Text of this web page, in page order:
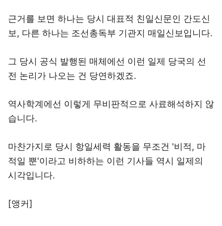
근거를 보면 하나는 당시 대표적 친일신문인 간도신
보, 다른 하나는 조선총독부 기관지 매일신보입니다.
그 당시 공식 발행된 매체에선 이런 일제 당국의 선
전 논리가 나오는 건 당연하겠죠.
역사학계에선 이렇게 무비판적으로 사료해석하지 않
습니다.
마찬가지로 당시 항일세력 활동을 무조건 '비적, 마
적일 뿐'이라고 비하하는 이런 기사들 역시 일제의
시각입니다.
[앵커]